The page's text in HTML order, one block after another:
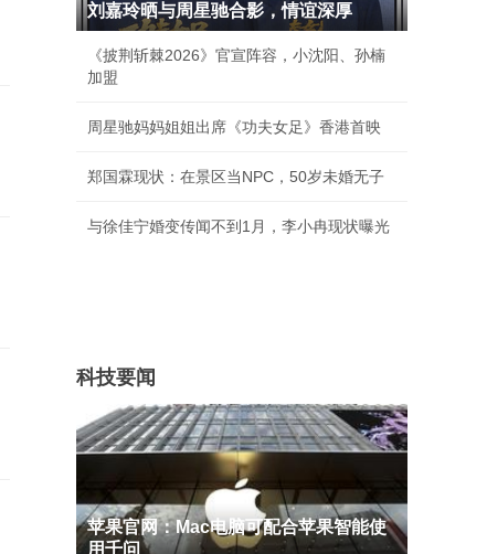
刘嘉玲晒与周星驰合影，情谊深厚
《披荆斩棘2026》官宣阵容，小沈阳、孙楠
加盟
周星驰妈妈姐姐出席《功夫女足》香港首映
郑国霖现状：在景区当NPC，50岁未婚无子
与徐佳宁婚变传闻不到1月，李小冉现状曝光
科技要闻
苹果官网：Mac电脑可配合苹果智能使
用千问